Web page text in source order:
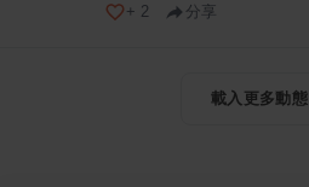
+ 2 分享
載入更多動態